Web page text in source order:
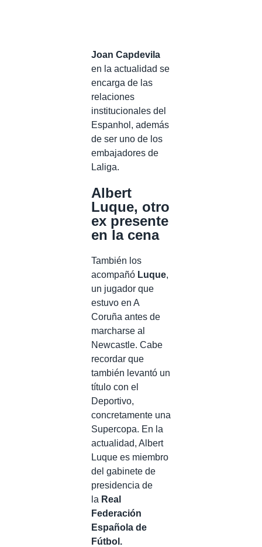
Joan Capdevila
en la actualidad se
encarga de las
relaciones
institucionales del
Espanhol, además
de ser uno de los
embajadores de
Laliga.
Albert
Luque, otro
ex presente
en la cena
También los
acompañó Luque,
un jugador que
estuvo en A
Coruña antes de
marcharse al
Newcastle. Cabe
recordar que
también levantó un
título con el
Deportivo,
concretamente una
Supercopa. En la
actualidad, Albert
Luque es miembro
del gabinete de
presidencia de
la Real
Federación
Española de
Fútbol.